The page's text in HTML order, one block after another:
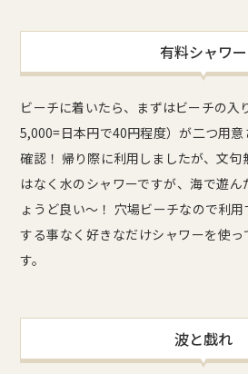
有料シャワー
ビーチに着いたら、まずはビーチの入
5,000=日本円で40円程度）が二つ用
確認！ 帰り際に利用しましたが、文句
はなく水のシャワーですが、海で遊
ょうど良い〜！ 穴場ビーチなので利
する事なく好きなだけシャワーを使
す。
波と戯れ